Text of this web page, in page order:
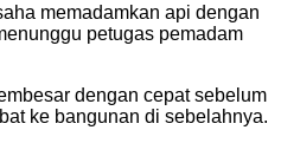
memadamkan api dengan
petugas pemadam
dengan cepat sebelum
ke bangunan di sebelahnya.